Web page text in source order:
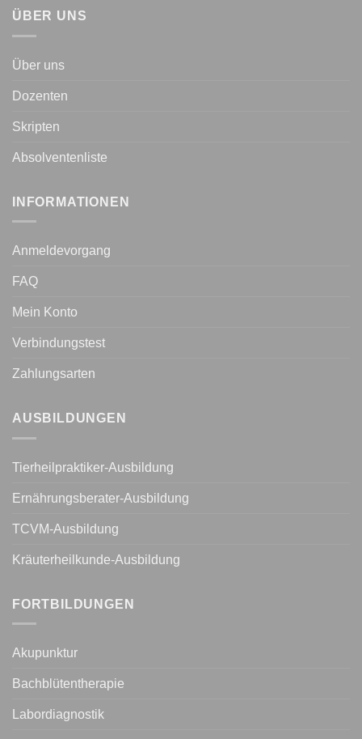
ÜBER UNS
Über uns
Dozenten
Skripten
Absolventenliste
INFORMATIONEN
Anmeldevorgang
FAQ
Mein Konto
Verbindungstest
Zahlungsarten
AUSBILDUNGEN
Tierheilpraktiker-Ausbildung
Ernährungsberater-Ausbildung
TCVM-Ausbildung
Kräuterheilkunde-Ausbildung
FORTBILDUNGEN
Akupunktur
Bachblütentherapie
Labordiagnostik